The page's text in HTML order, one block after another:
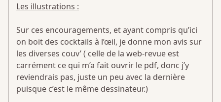
Les illustrations :
Sur ces encouragements, et ayant compris qu’ici
on boit des cocktails à l’œil, je donne mon avis sur
les diverses couv’ ( celle de la web-revue est
carrément ce qui m’a fait ouvrir le pdf, donc j’y
reviendrais pas, juste un peu avec la dernière
puisque c’est le même dessinateur.)